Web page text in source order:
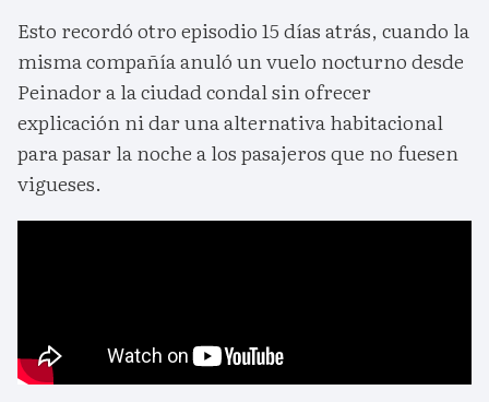
Esto recordó otro episodio 15 días atrás, cuando la
misma compañía anuló un vuelo nocturno desde
Peinador a la ciudad condal sin ofrecer
explicación ni dar una alternativa habitacional
para pasar la noche a los pasajeros que no fuesen
vigueses.